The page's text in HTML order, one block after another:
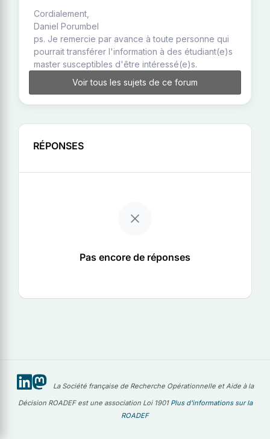
Cordialement,
Daniel Porumbel
ps. Je remercie par avance à toute personne qui
pourrait transférer l'information à des étudiant(e)s
master susceptibles d'être intéressé(e)s.
Voir tous les sujets de ce forum
RÉPONSES
Pas encore de réponses
La Société française de Recherche Opérationnelle et Aide à la
Décision ROADEF est une association Loi 1901 Plus d'informations sur la
ROADEF